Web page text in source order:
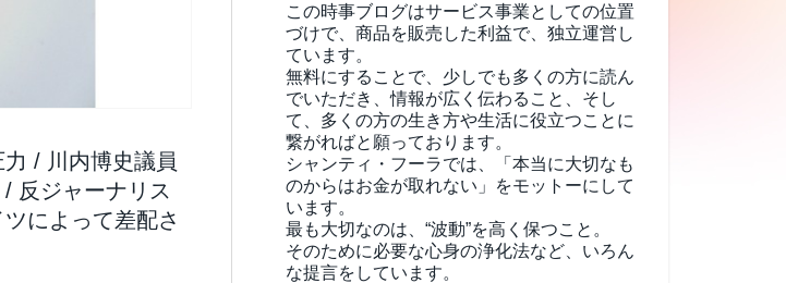
/ 川内博史議員
反ジャーナリス
によって差配さ
この時事ブログはサービス事業としての位置
づけで、商品を販売した利益で、独立運営し
ています。
無料にすることで、少しでも多くの方に読ん
でいただき、情報が広く伝わること、そし
て、 多くの方の生き方や生活に役立つことに
繋がればと願っております。
シャンティ・フーラでは、「本当に大切なも
のからはお金が取れない」をモットーにして
います。
最も大切なのは、“波動”を高く保つこと。
そのために必要な心身の浄化法など、いろん
な提言をしています。